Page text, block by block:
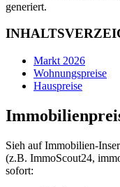
generiert.
Markt 2026
Wohnungspreise
Hauspreise
Sieh auf
(z.B. ImmoScout24,
sofort: